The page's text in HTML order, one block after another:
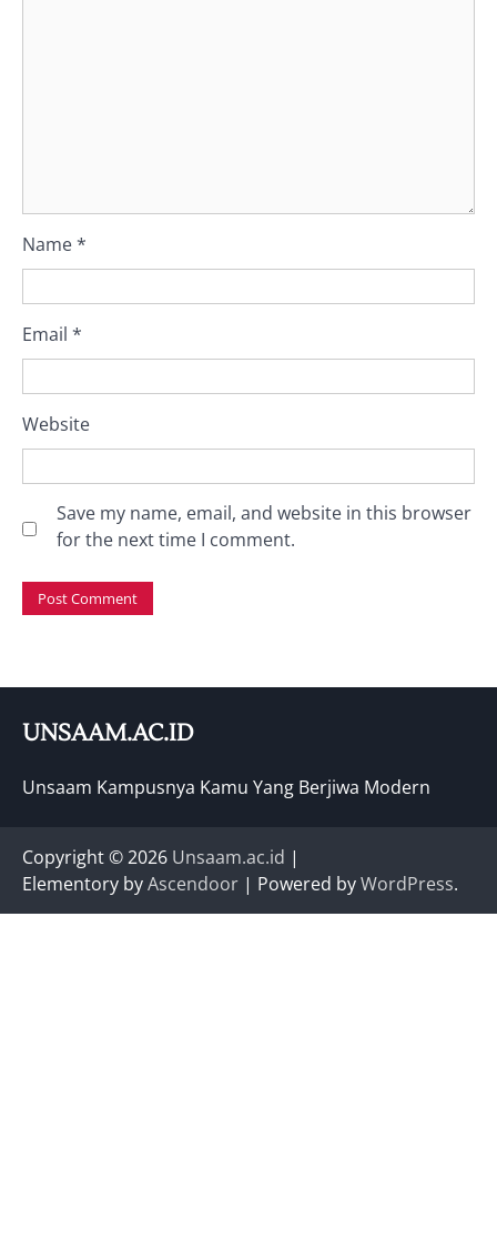
Name*
Email *
Website
Save my name, email, and website in this browser
for the next time I comment.
UNSAAM.AC.ID
Unsaam Kampusnya Kamu Yang Berjiwa Modern
Copyright © 2026 Unsaam.ac.id |
Elementory byAscendoor | Powered byWordPress.